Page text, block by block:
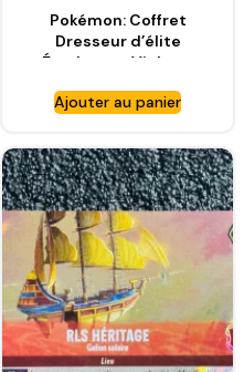
Pokémon: Coffret
Dresseur d’élite
Écarlate et Violet –
Pokémon
Ajouter au panier